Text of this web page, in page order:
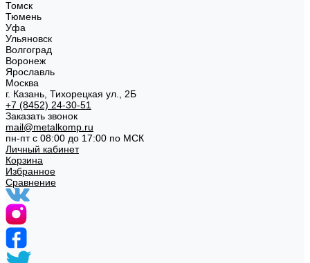
Томск
Тюмень
Уфа
Ульяновск
Волгоград
Воронеж
Ярославль
Москва
г. Казань, Тихорецкая ул., 2Б
+7 (8452) 24-30-51
Заказать звонок
mail@metalkomp.ru
пн-пт с 08:00 до 17:00 по МСК
Личный кабинет
Корзина
Избранное
Сравнение